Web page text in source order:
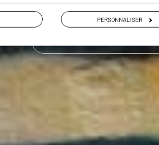
PERSONNALISER
Voir les 5 avis sur les voyages